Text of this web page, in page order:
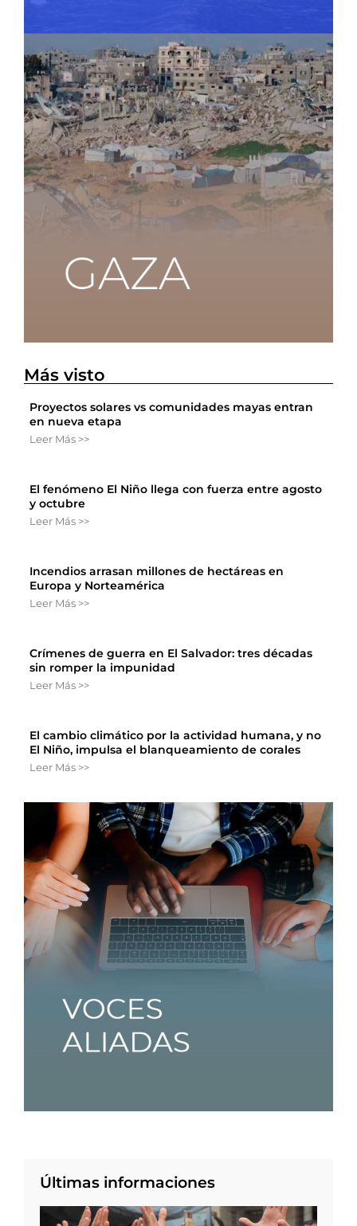
Más visto
Proyectos solares vs comunidades mayas entran
en nueva etapa
Leer Más >>
El fenómeno El Niño llega con fuerza entre agosto
y octubre
Leer Más >>
Incendios arrasan millones de hectáreas en
Europa y Norteamérica
Leer Más >>
Crímenes de guerra en El Salvador: tres décadas
sin romper la impunidad
Leer Más >>
El cambio climático por la actividad humana, y no
El Niño, impulsa el blanqueamiento de corales
Leer Más >>
Últimas informaciones